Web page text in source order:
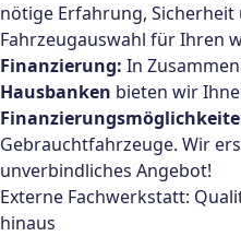
nötige Erfahrung,
Fahrzeugauswahl für Ihren
Finanzierung: In
Hausbanken bieten wir
Gebrauchtfahrzeuge. Wir
unverbindliches Angebot!
Externe Fachwerkstatt:
hinaus